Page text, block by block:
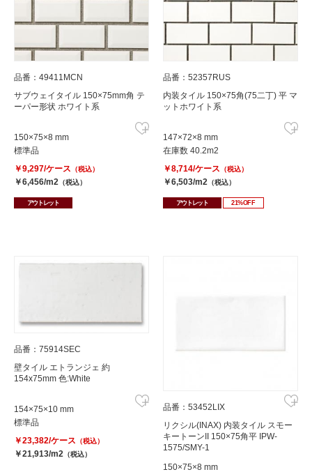
品番：49411MCN
サブウェイタイル 150×75mm角 テ
ーパー形状 ホワイト系
150×75×8 mm
標準品
￥9,297/ケース （税込）
￥6,456/m2 （税込）
アウトレット
品番：52357RUS
内装タイル 150×75角(75二丁) 平 マ
ットホワイト系
147×72×8 mm
在庫数 40.2m2
￥8,714/ケース （税込）
￥6,503/m2 （税込）
アウトレット 21%OFF
品番：75914SEC
壁タイル エトランジェ 約
154x75mm 色:White
154×75×10 mm
標準品
￥23,382/ケース （税込）
￥21,913/m2 （税込）
品番：53452LIX
リクシル(INAX) 内装タイル スモー
キートーンII 150×75角平 IPW-
1575/SMY-1
150×75×8 mm